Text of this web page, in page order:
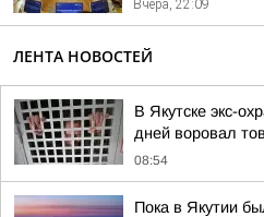
Вчера, 22:09
ЛЕНТА НОВОСТЕЙ
В Якутске экс-
дней воровал
08:54
Пока в Якутии